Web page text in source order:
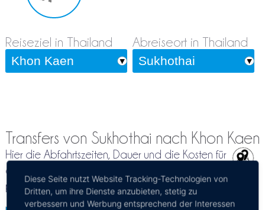
Reiseziel in Thailand Abreiseort in Thailand
Transfers von Sukhothai nach Khon Kaen
Hier die Abfahrtszeiten, Dauer und die Kosten für
die Reiseroute von Sukhothai nach Khon Kaen
per Bus
Diese Seite nutzt Website Tracking-Technologien von
Dritten, um ihre Dienste anzubieten, stetig zu
verbessern und Werbung entsprechend der Interessen